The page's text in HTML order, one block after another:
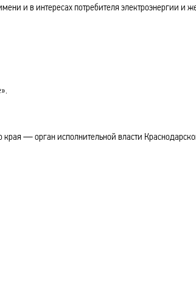
и в интересах потребителя электроэнергии и
— орган исполнительной власти